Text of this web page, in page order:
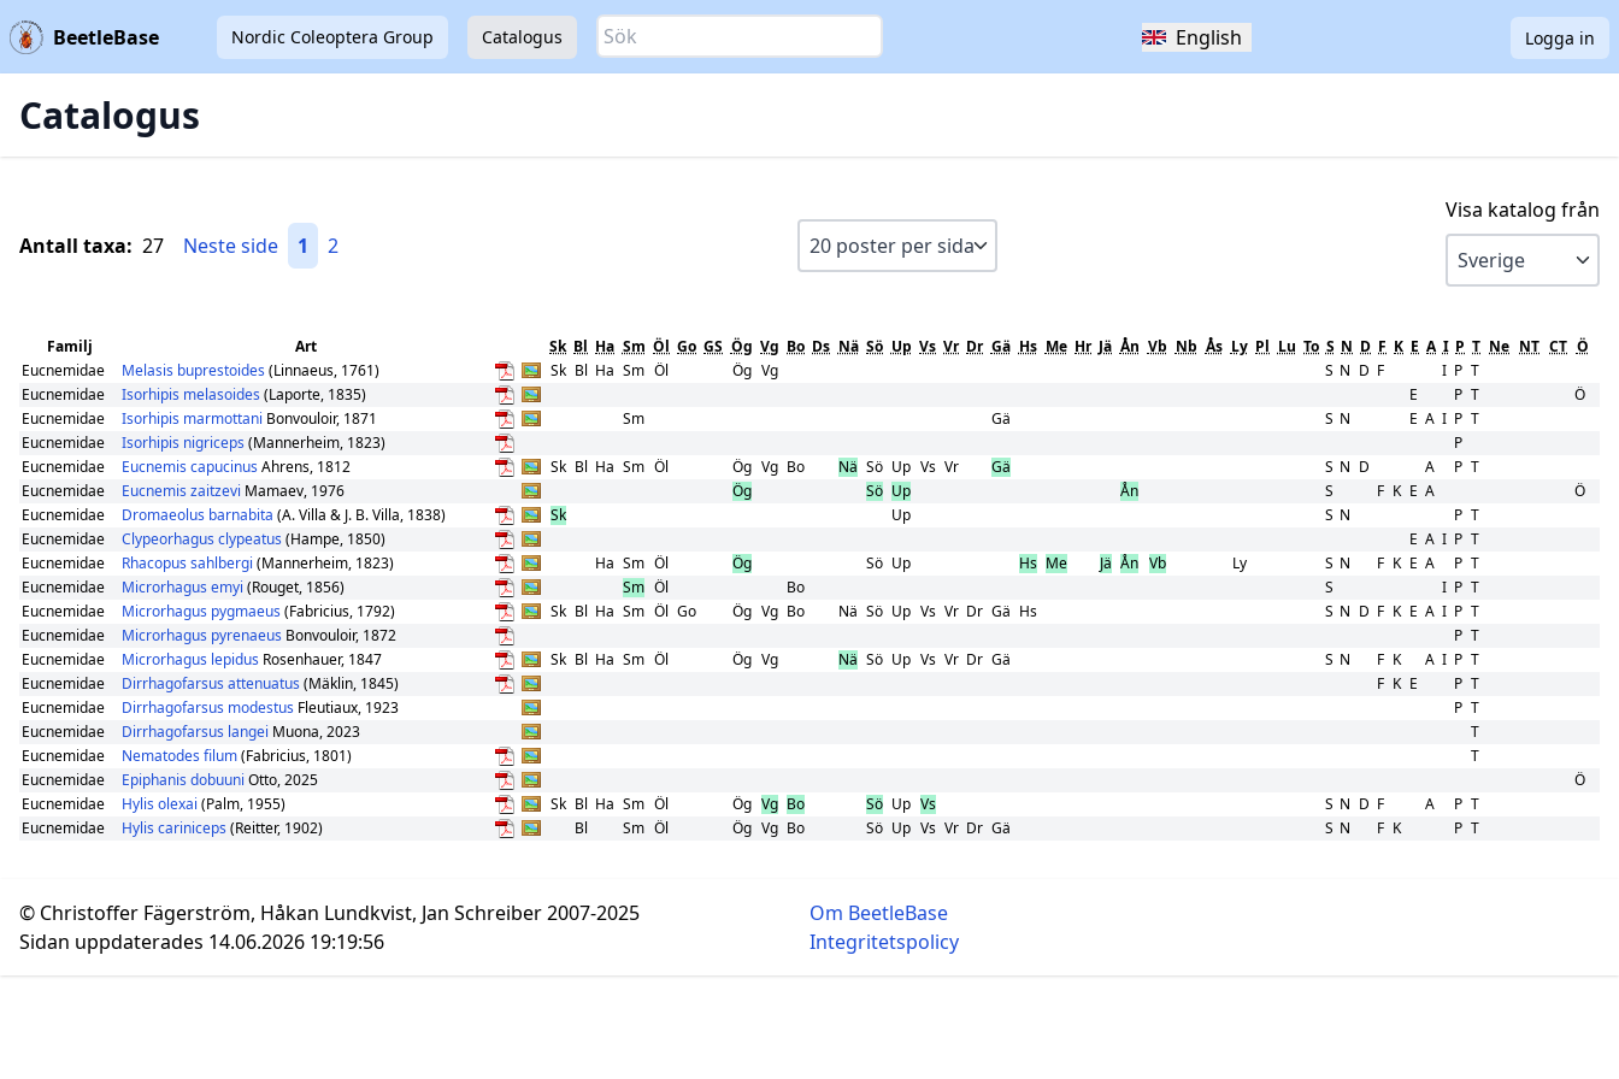
BeetleBase Nordic Coleoptera Group Catalogus Sök English Logga in
Catalogus
Antall taxa: 27 Neste side 1 2
Visa katalog från
Familj Art Sk Bl Ha Sm Öl Go GS Ög Vg Bo Ds Nä Sö Up Vs Vr Dr Gä Hs Me Hr Jä Ån Vb Nb Ås Ly Pl Lu To S N D F K E A I P T Ne NT CT Ö
Eucnemidae
Melasis buprestoides (Linnaeus, 1761) Sk Bl Ha Sm Öl Ög Vg S N D F I P T
Eucnemidae
Isorhipis melasoides (Laporte, 1835) E P T
Ö
Eucnemidae
Isorhipis marmottani Bonvouloir, 1871 Sm Gä S N E A I P T
Eucnemidae
Isorhipis nigriceps (Mannerheim, 1823)
P
Eucnemidae
Eucnemis capucinus Ahrens, 1812 Sk Bl Ha Sm Öl Ög Vg Bo Nä Sö Up Vs Vr Gä S N D A P T
Eucnemidae
Eucnemis zaitzevi Mamaev, 1976 Ög Sö Up Ån S F K E A
Ö
Eucnemidae
Dromaeolus barnabita (A. Villa & J. B. Villa, 1838) Sk Up S N P T
Eucnemidae
Clypeorhagus clypeatus (Hampe, 1850) E A I P T
Eucnemidae
Rhacopus sahlbergi (Mannerheim, 1823) Ha Sm Öl Ög Sö Up Hs Me Jä Ån Vb Ly S N F K E A P T
Eucnemidae
Microrhagus emyi (Rouget, 1856) Sm Öl Bo S I P T
Eucnemidae
Microrhagus pygmaeus (Fabricius, 1792) Sk Bl Ha Sm Öl Go Ög Vg Bo Nä Sö Up Vs Vr Dr Gä Hs S N D F K E A I P T
Eucnemidae
Microrhagus pyrenaeus Bonvouloir, 1872 P T
Eucnemidae
Microrhagus lepidus Rosenhauer, 1847 Sk Bl Ha Sm Öl Ög Vg Nä Sö Up Vs Vr Dr Gä S N F K A I P T
Eucnemidae
Dirrhagofarsus attenuatus (Mäklin, 1845) F K E P T
Eucnemidae
Dirrhagofarsus modestus Fleutiaux, 1923 P T
Eucnemidae
Dirrhagofarsus langei Muona, 2023
T
Eucnemidae
Nematodes filum(Fabricius, 1801)
T
Eucnemidae
Epiphanis dobuuni Otto, 2025
Ö
Eucnemidae
Hylis olexai (Palm, 1955) Sk Bl Ha Sm Öl Ög Vg Bo Sö Up Vs S N D F A P T
Eucnemidae
Hylis cariniceps (Reitter, 1902) Bl Sm Öl Ög Vg Bo Sö Up Vs Vr Dr Gä S N F K P T
© Christoffer Fägerström, Håkan Lundkvist, Jan Schreiber 2007-2025
Sidan uppdaterades 14.06.2026 19:19:56
Om BeetleBase
Integritetspolicy